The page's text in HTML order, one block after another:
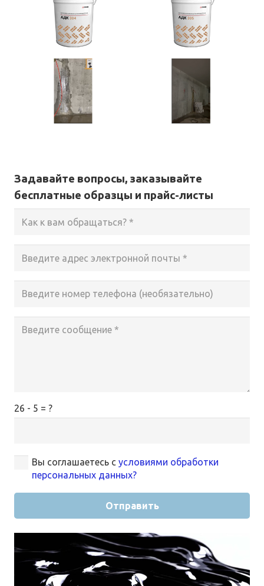
Задавайте вопросы, заказывайте
бесплатные образцы и прайс-листы
26 - 5 = ?
Вы соглашаетесь сусловиями обработки
персональных данных?
Отправить